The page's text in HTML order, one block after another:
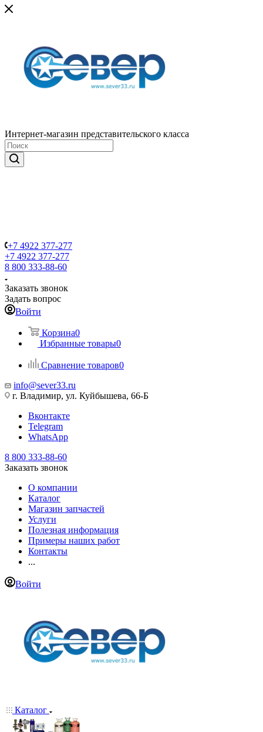
Интернет-магазин представительского класса
+7 4922 377-277
+7 4922 377-277
8 800 333-88-60
Заказать звонок
Задать вопрос
Войти
Корзина0
Избранные товары0
Сравнение товаров0
info@sever33.ru
г. Владимир, ул. Куйбышева, 66-Б
Вконтакте
Telegram
WhatsApp
8 800 333-88-60
Заказать звонок
О компании
Каталог
Магазин запчастей
Услуги
Полезная информация
Примеры наших работ
Контакты
...
Войти
Каталог